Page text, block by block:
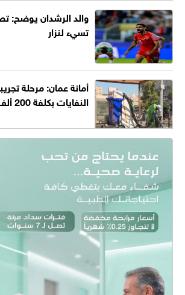
والد الرشدان يوضح:
تسيء لنزار
أمانة عمان: مرحلة
النفايات بكلفة 200 ألف دينار